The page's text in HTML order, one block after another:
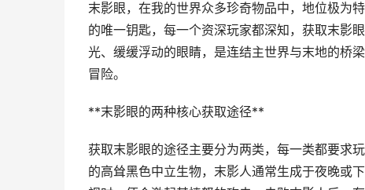
末影眼，在我的世界众多珍奇物品中，地位极为
的唯一钥匙，每一个资深玩家都深知，获取末影
光、缓缓浮动的眼睛，是连结主世界与末地的桥
冒险。
**末影眼的两种核心获取途径**
获取末影眼的途径主要分为两类，每一类都要求
的高耸黑色中立生物，末影人通常生成于夜晚或